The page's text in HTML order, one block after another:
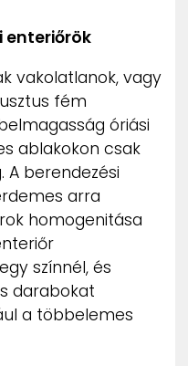
enteriőrök
vakolatlanok, vagy
fém
óriási
ablakokon csak
A berendezési
arra
homogenitása
színnél, és
darabokat
a többelemes